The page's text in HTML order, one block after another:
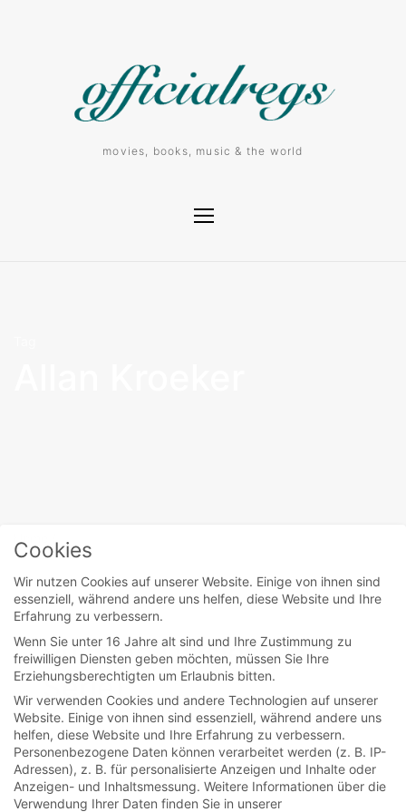
movies, books, music & the world
movies
Pushing Daisies (TV-
Serie)
Bunt und süß wie Bonbons kommt diese Serie
daher. Doch im Grunde ist es eine Krimi-
Komödie mit jeder...
Cookies
Wir nutzen Cookies auf unserer Website. Einige von ihnen sind
essenziell, während andere uns helfen, diese Website und Ihre
Erfahrung zu verbessern.
Wenn Sie unter 16 Jahre alt sind und Ihre Zustimmung zu
freiwilligen Diensten geben möchten, müssen Sie Ihre
Erziehungsberechtigten um Erlaubnis bitten.
Wir verwenden Cookies und andere Technologien auf unserer
Website. Einige von ihnen sind essenziell, während andere uns
helfen, diese Website und Ihre Erfahrung zu verbessern.
Personenbezogene Daten können verarbeitet werden (z. B. IP-
Adressen), z. B. für personalisierte Anzeigen und Inhalte oder
Anzeigen- und Inhaltsmessung. Weitere Informationen über die
Verwendung Ihrer Daten finden Sie in unserer